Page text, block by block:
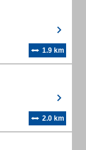
1.9 km
2.0 km